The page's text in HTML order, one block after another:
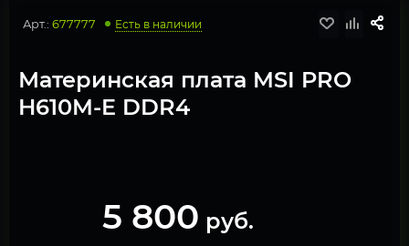
Арт.: 677777 Есть в наличии
Материнская плата MSI PRO
H610M-E DDR4
5 800 руб.